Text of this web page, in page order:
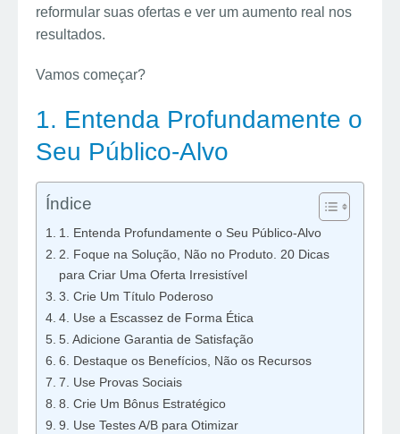
reformular suas ofertas e ver um aumento real nos
resultados.
Vamos começar?
1. Entenda Profundamente o
Seu Público-Alvo
Índice
1. Entenda Profundamente o Seu Público-Alvo
2. Foque na Solução, Não no Produto. 20 Dicas
para Criar Uma Oferta Irresistível
3. Crie Um Título Poderoso
4. Use a Escassez de Forma Ética
5. Adicione Garantia de Satisfação
6. Destaque os Benefícios, Não os Recursos
7. Use Provas Sociais
8. Crie Um Bônus Estratégico
9. Use Testes A/B para Otimizar